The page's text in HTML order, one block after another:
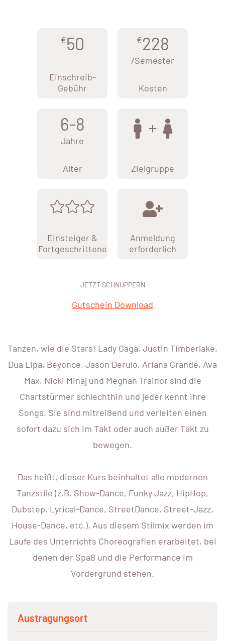
€50
Einschreib-
Gebühr
€228
/Semester
Kosten
6-8
Jahre
Alter Zielgruppe
Einsteiger &
Fortgeschrittene
Anmeldung
erforderlich
JETZT SCHNUPPERN
Gutschein Download
Tanzen, wie die Stars! Lady Gaga, Justin Timberlake,
Dua Lipa, Beyonce, Jason Derulo, Ariana Grande, Ava
Max, Nicki Minaj und Meghan Trainor sind die
Chartstürmer schlechthin und jeder kennt ihre
Songs. Sie sind mitreißend und verleiten einen
sofort dazu sich im Takt oder auch außer Takt zu
bewegen.
Das heißt, dieser Kurs beinhaltet alle modernen
Tanzstile (z.B. Show-Dance, Funky Jazz, HipHop,
Dubstep, Lyrical-Dance, StreetDance, Street-Jazz,
House-Dance, etc.). Aus diesem Stilmix werden im
Laufe des Unterrichts Choreografien erarbeitet, bei
denen der Spaß und die Performance im
Vordergrund stehen.
Austragungsort